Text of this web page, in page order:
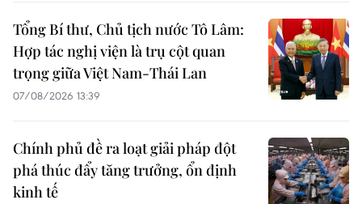
Tổng Bí thư, Chủ tịch nước Tô Lâm:
Hợp tác nghị viện là trụ cột quan
trọng giữa Việt Nam-Thái Lan
07/08/2026 13:39
Chính phủ đề ra loạt giải pháp đột
phá thúc đẩy tăng trưởng, ổn định
kinh tế